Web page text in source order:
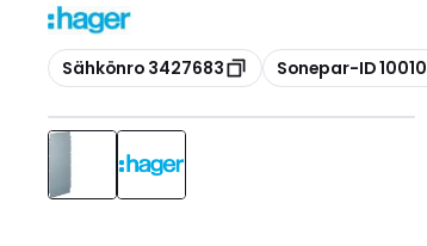
Kopioi
Sähkönro 3427683 Kopioi
Sonepar-ID